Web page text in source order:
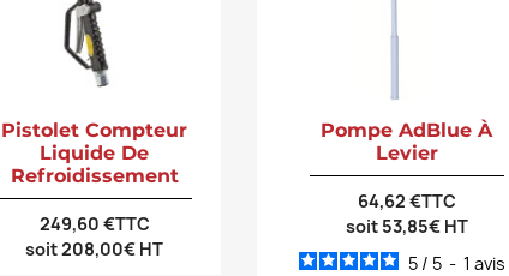
Pistolet Compteur
Liquide De
Refroidissement
249,60 €TTC
soit 208,00€ HT
Pompe AdBlue À
Levier
64,62 €TTC
soit 53,85€ HT
5 / 5 - 1 avis